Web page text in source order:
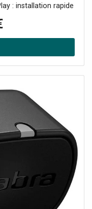
: installation rapide